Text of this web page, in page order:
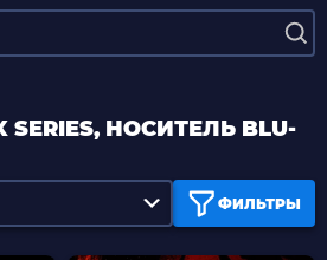
НОСИТЕЛЬ BLU-
ФИЛЬТРЫ